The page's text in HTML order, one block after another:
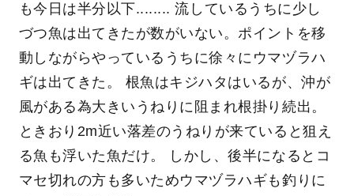
も今日は半分以下........ 流しているうちに少し
づつ魚は出てきたが数がいない。ポイントを移
動しながらやっているうちに徐々にウマヅラハ
ギは出てきた。 根魚はキジハタはいるが、沖が
風がある為大きいうねりに阻まれ根掛り続出。
ときおり2m近い落差のうねりが来ていると狙え
る魚も浮いた魚だけ。 しかし、後半になるとコ
マセ切れの方も多いためウマヅラハギも釣りに